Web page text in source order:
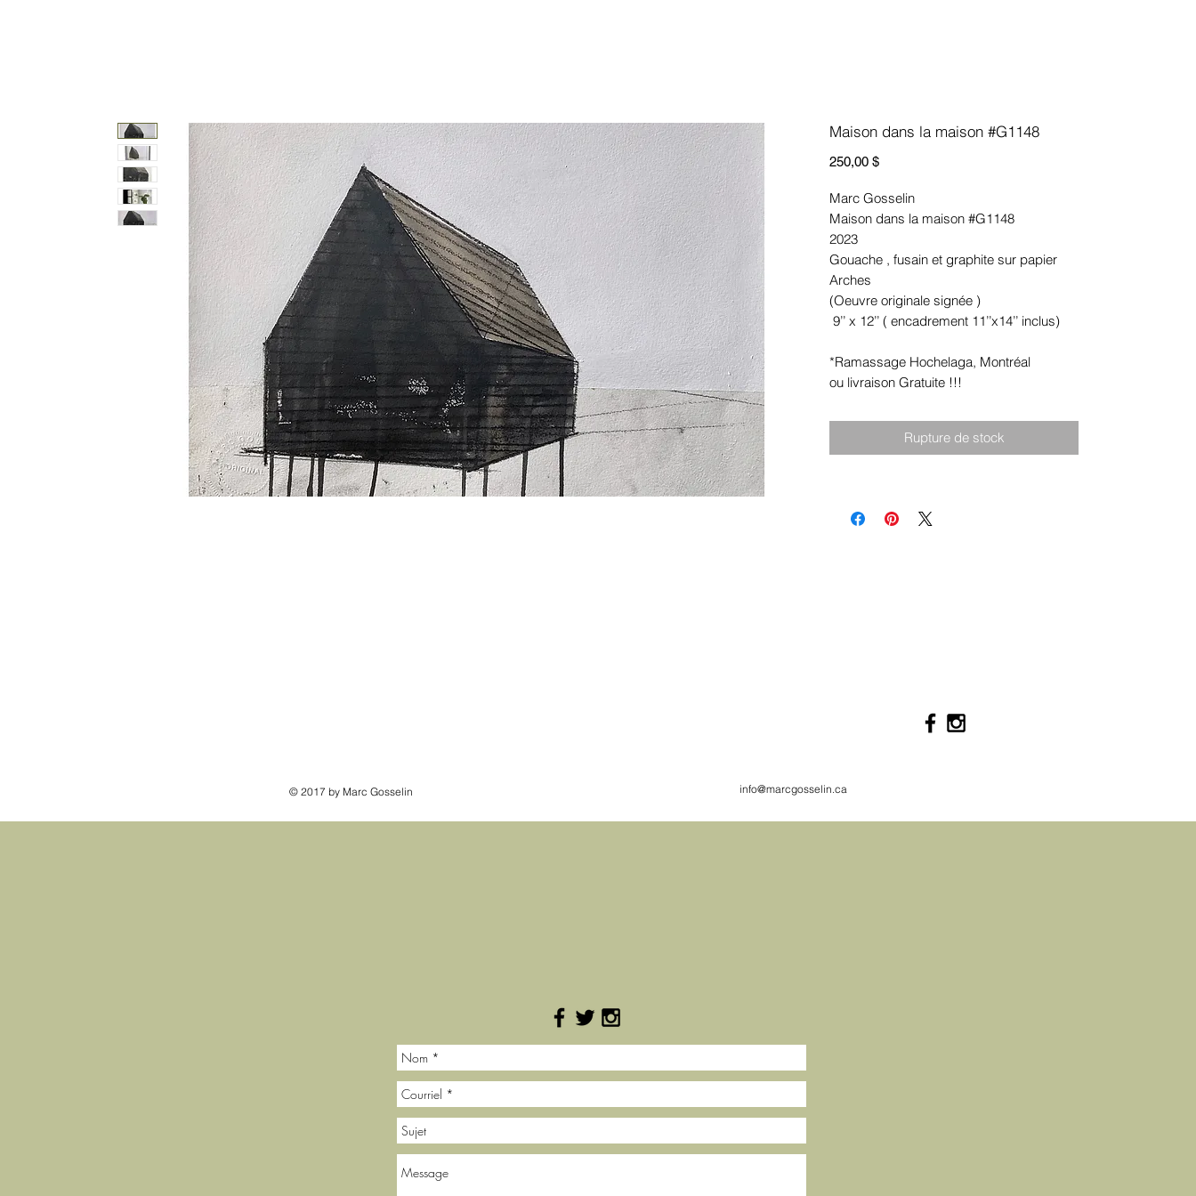
Maison dans la maison #G1148
250,00 $Prix
Marc Gosselin
Maison dans la maison #G1148
2023
Gouache , fusain et graphite sur papier
Arches
(Oeuvre originale signée )
9’’ x 12’’ ( encadrement 11’’x14’’ inclus)
*Ramassage Hochelaga, Montréal
ou livraison Gratuite !!!
Rupture de stock
© 2017 by Marc Gosselin info@marcgosselin.ca